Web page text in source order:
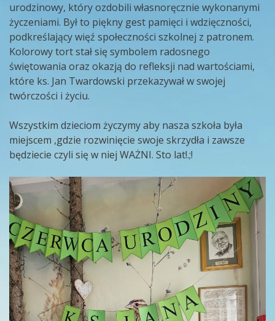
urodzinowy, który ozdobili własnoręcznie wykonanymi
życzeniami. Był to piękny gest pamięci i wdzięczności,
podkreślający więź społeczności szkolnej z patronem.
Kolorowy tort stał się symbolem radosnego
świętowania oraz okazją do refleksji nad wartościami,
które ks. Jan Twardowski przekazywał w swojej
twórczości i życiu.
Wszystkim dzieciom życzymy aby nasza szkoła była
miejscem ,gdzie rozwinięcie swoje skrzydła i zawsze
będziecie czyli się w niej WAŻNI. Sto lat!.;!